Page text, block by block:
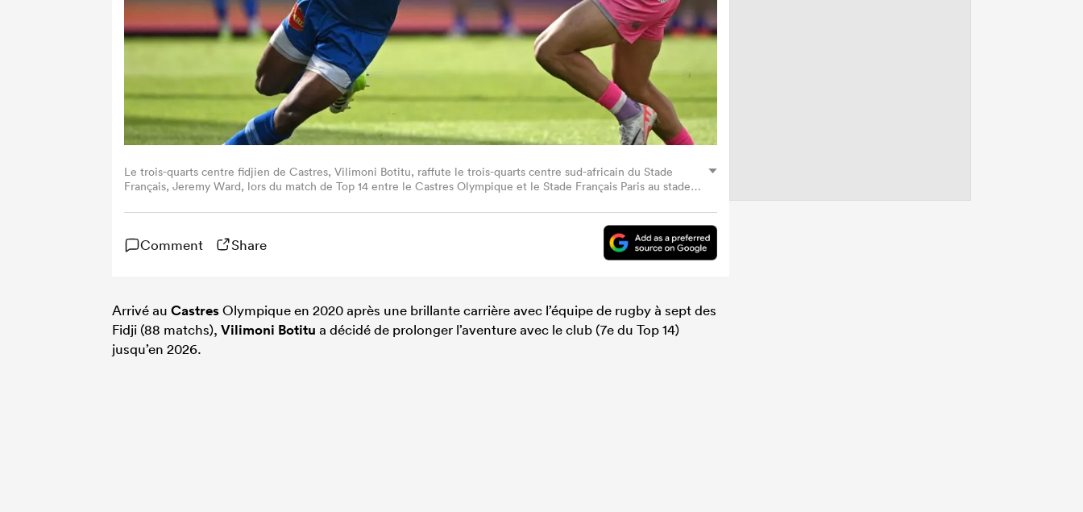
Le trois-quarts centre fidjien de Castres, Vilimoni Botitu, raffute le trois-quarts centre sud-africain du Stade
Français, Jeremy Ward, lors du match de Top 14 entre le Castres Olympique et le Stade Français Paris au stade
(Photo de MATTHIEU RONDEL/AFP via Getty Images)
Comment Share
Arrivé au CastresOlympique en 2020 après une brillante carrière avec l’équipe de rugby à sept des
Fidji (88 matchs), Vilimoni Botitu a décidé de prolonger l’aventure avec le club (7e du Top 14)
jusqu’en 2026.